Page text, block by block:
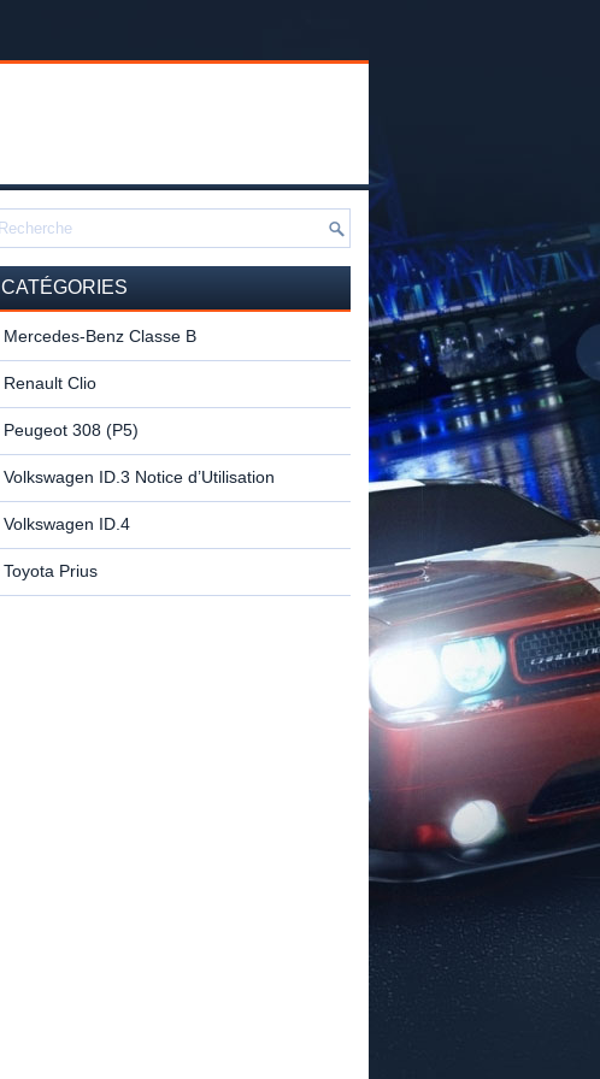
CATÉGORIES
Mercedes-Benz Classe B
Renault Clio
Peugeot 308 (P5)
Volkswagen ID.3 Notice d’Utilisation
Volkswagen ID.4
Toyota Prius